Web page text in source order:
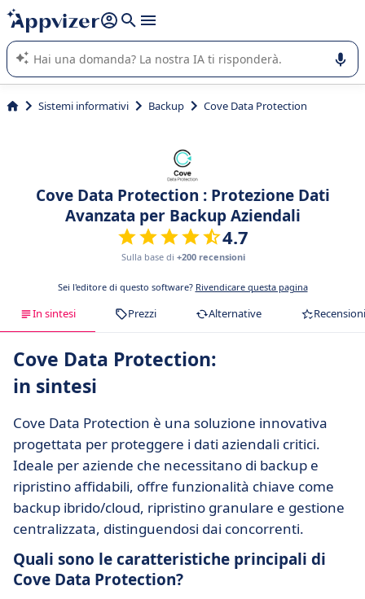
righe con
shift + enter
L'IA di Appvizer vi guida nell'utilizzo o nella scelta di un
software SaaS per la vostra azienda.
Sistemi informativi Backup Cove Data Protection
Cove Data Protection : Protezione Dati
Avanzata per Backup Aziendali
4.7
Sulla base di +200 recensioni
Sei l'editore di questo software? Rivendicare questa pagina
In sintesi Prezzi Alternative Recensioni
Cove Data Protection:
in sintesi
Cove Data Protection è una soluzione innovativa
progettata per proteggere i dati aziendali critici.
Ideale per aziende che necessitano di backup e
ripristino affidabili, offre funzionalità chiave come
backup ibrido/cloud, ripristino granulare e gestione
centralizzata, distinguendosi dai concorrenti.
Quali sono le caratteristiche principali di
Cove Data Protection?